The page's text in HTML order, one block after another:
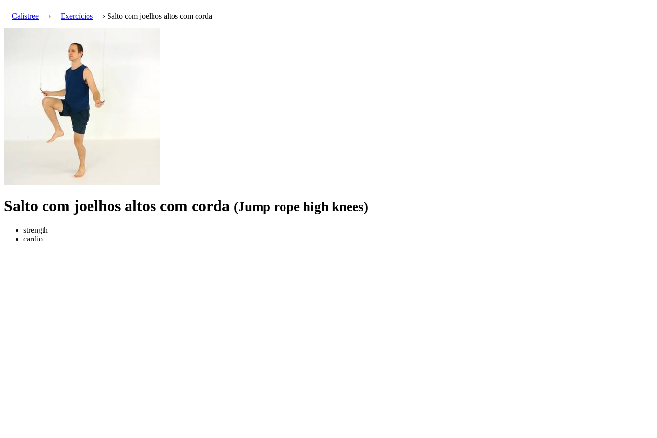
Calistree › Exercícios › Salto com joelhos altos com corda
Salto com joelhos altos com corda (Jump rope high knees)
strength
cardio